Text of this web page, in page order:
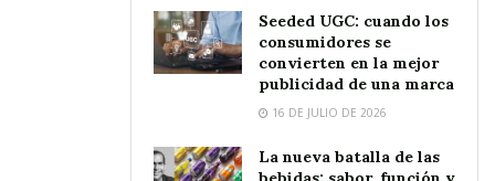
Seeded UGC: cuando los
consumidores se
convierten en la mejor
publicidad de una marca
16 DE JULIO DE 2026
La nueva batalla de las